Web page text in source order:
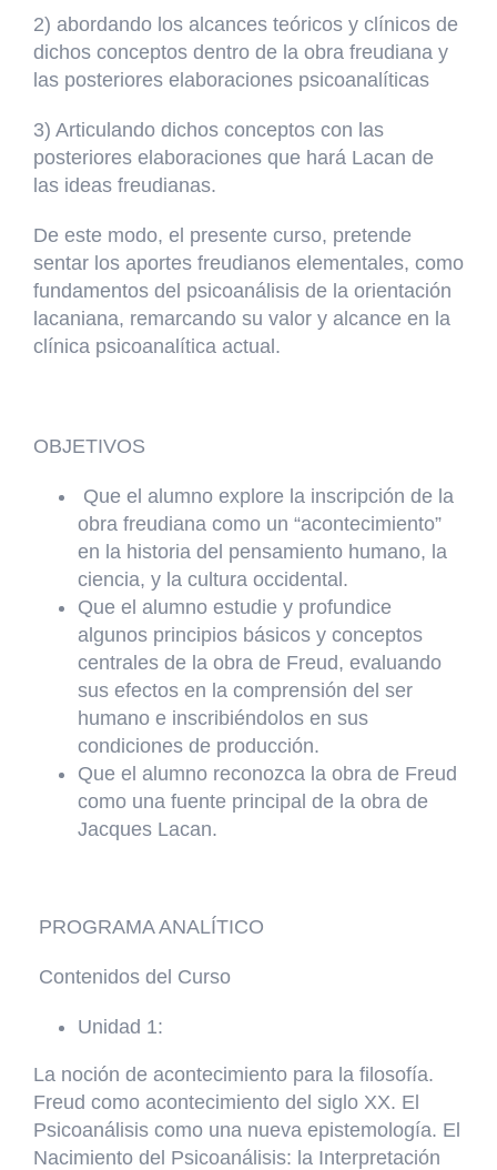
2) abordando los alcances teóricos y clínicos de
dichos conceptos dentro de la obra freudiana y
las posteriores elaboraciones psicoanalíticas
3) Articulando dichos conceptos con las
posteriores elaboraciones que hará Lacan de
las ideas freudianas.
De este modo, el presente curso, pretende
sentar los aportes freudianos elementales, como
fundamentos del psicoanálisis de la orientación
lacaniana, remarcando su valor y alcance en la
clínica psicoanalítica actual.
OBJETIVOS
Que el alumno explore la inscripción de la
obra freudiana como un “acontecimiento”
en la historia del pensamiento humano, la
ciencia, y la cultura occidental.
Que el alumno estudie y profundice
algunos principios básicos y conceptos
centrales de la obra de Freud, evaluando
sus efectos en la comprensión del ser
humano e inscribiéndolos en sus
condiciones de producción.
Que el alumno reconozca la obra de Freud
como una fuente principal de la obra de
Jacques Lacan.
PROGRAMA ANALÍTICO
Contenidos del Curso
Unidad 1:
La noción de acontecimiento para la filosofía.
Freud como acontecimiento del siglo XX. El
Psicoanálisis como una nueva epistemología. El
Nacimiento del Psicoanálisis: la Interpretación